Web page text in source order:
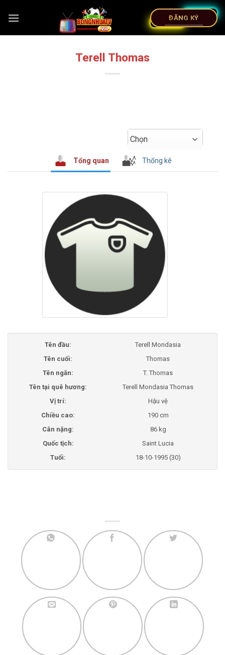
ĐĂNG KÝ
Terell Thomas
Chọn
Tổng quan Thống kê
Tên đầu:
Terell Mondasia
Tên cuối:
Thomas
Tên ngắn:
T. Thomas
Tên tại quê hương:
Terell Mondasia Thomas
Vị trí:
Hậu vệ
Chiều cao:
190 cm
Cân nặng:
86 kg
Quốc tịch:
Saint Lucia
Tuổi:
18-10-1995 (30)